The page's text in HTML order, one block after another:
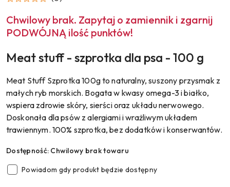
Chwilowy brak. Zapytaj o zamiennik i zgarnij
PODWÓJNĄ ilość punktów!
Meat stuff - szprotka dla psa - 100 g
Meat Stuff Szprotka 100g to naturalny, suszony przysmak z
małych ryb morskich. Bogata w kwasy omega-3 i białko,
wspiera zdrowie skóry, sierści oraz układu nerwowego.
Doskonała dla psów z alergiami i wrażliwym układem
trawiennym. 100% szprotka, bez dodatków i konserwantów.
Dostępność: Chwilowy brak towaru
Powiadom gdy produkt będzie dostępny